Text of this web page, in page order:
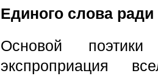
Единого слова ради
Основой поэтики
экспроприация